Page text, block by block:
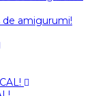
de amigurumi!